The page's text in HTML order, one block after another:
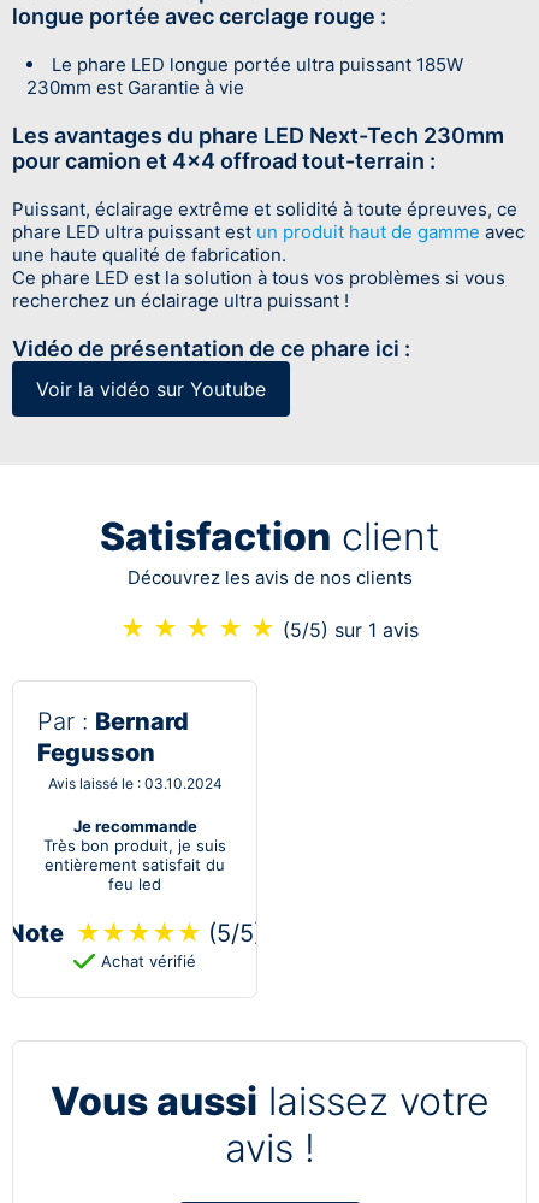
Garantie de votre phare LED 185W 230mm
Le phare LED longue portée ultra puissant 185W
Les avantages du phare LED Next-Tech 230mm
Puissant, éclairage extrême et solidité à toute épreuves, ce
phare LED ultra puissant estun produit haut de gamme
une haute qualité de fabrication.
Ce phare LED est la solution à tous vos problèmes si vous
Vidéo de présentation de ce phare ici :
Voir la vidéo sur Youtube
Satisfaction client
Par :Bernard
Fegusson
Je recommande
Très bon produit, je suis
entièrement satisfait du
★ ★★★★
Vous aussi laissez votre
avis !